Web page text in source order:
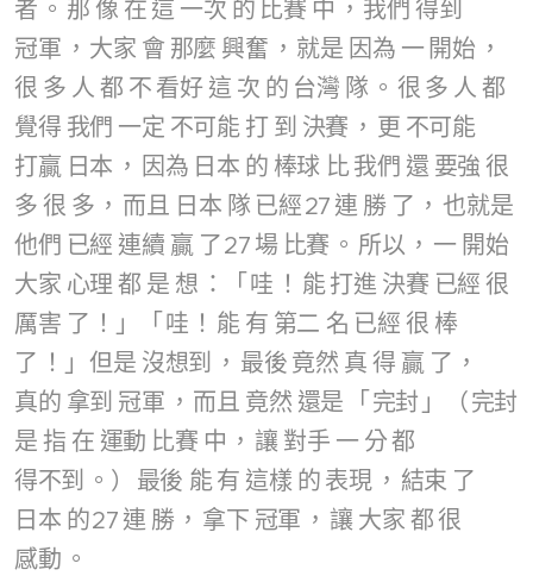
者 。 那 像 在 這 一次 的 比賽 中 ， 我們 得到
冠軍 ， 大家 會 那麼 興奮 ， 就是 因為 一 開始 ，
很 多 人 都 不 看好 這 次 的 台灣 隊 。 很 多 人 都
覺得 我們 一定 不可能 打 到 決賽 ， 更 不可能
打贏 日本 ， 因為 日本 的 棒球 比 我們 還 要強 很
多 很 多 ， 而且 日本 隊 已經27 連 勝 了 ， 也就是
他們 已經 連續 贏 了27 場 比賽 。 所以 ， 一 開始
大家 心理都 是 想 ：「 哇 ！ 能打進 決賽 已經 很
厲害 了 ！」「 哇 ！ 能 有 第二 名 已經 很 棒
了 ！」 但是 沒想到 ， 最後 竟然 真 得 贏 了 ，
真的 拿到 冠軍 ， 而且 竟然 還是 「 完封」（完封
是 指 在 運動 比賽 中 ， 讓 對手 一 分都
得不到 。） 最後 能有 這樣 的 表現 ， 結束 了
日本 的27 連 勝 ， 拿下 冠軍 ， 讓 大家 都很
感動 。